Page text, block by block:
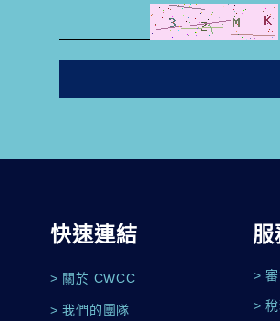
快速連結
> 關於 CWCC
> 我們的團隊
服
>
>